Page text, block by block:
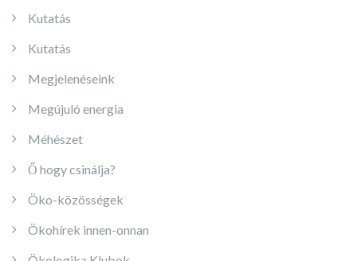
Kutatás
Kutatás
Megjelenéseink
Megújuló energia
Méhészet
Ő hogy csinálja?
Öko-közösségek
Ökohírek innen-onnan